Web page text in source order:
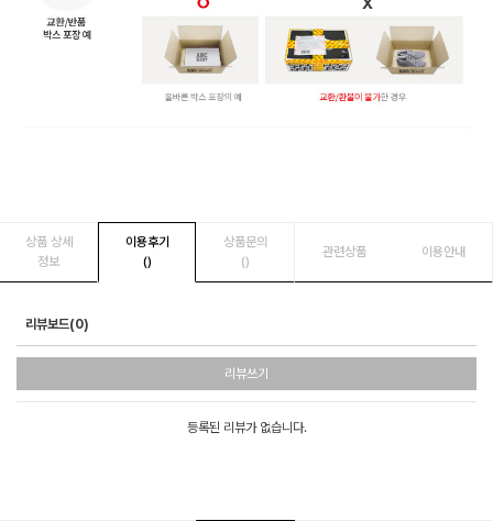
상품 상세
정보
이용후기
()
상품문의
()
관련상품 이용안내
리뷰보드(0)
리뷰쓰기
등록된 리뷰가 없습니다.